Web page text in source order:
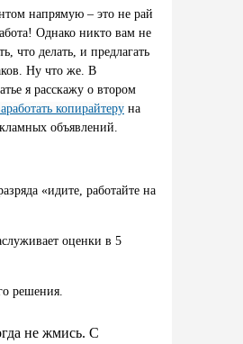
напрямую – это не рай
Однако никто вам не
что делать, и предлагать
Ну что же. В
я расскажу о втором
копирайтеру на
объявлений.
«идите, работайте на
оценки в 5
решения.
не жмись. С